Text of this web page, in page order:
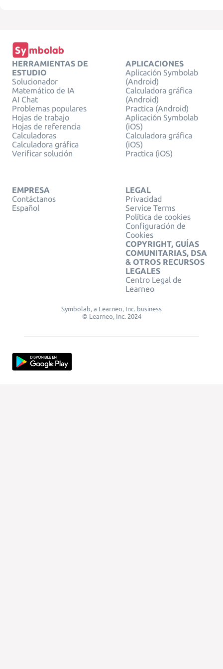
HERRAMIENTAS DE
ESTUDIO
Solucionador
Matemático de IA
AI Chat
Problemas populares
Hojas de trabajo
Hojas de referencia
Calculadoras
Calculadora gráfica
Verificar solución
APLICACIONES
Aplicación Symbolab
(Android)
Calculadora gráfica
(Android)
Practica (Android)
Aplicación Symbolab
(iOS)
Calculadora gráfica
(iOS)
Practica (iOS)
EMPRESA
Contáctanos
Español
LEGAL
Privacidad
Service Terms
Política de cookies
Configuración de
Cookies
COPYRIGHT, GUÍAS
COMUNITARIAS, DSA
& OTROS RECURSOS
LEGALES
Centro Legal de
Learneo
Symbolab, a Learneo, Inc. business
© Learneo, Inc. 2024